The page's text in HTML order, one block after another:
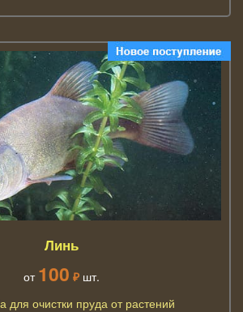
Линь
от 100 ₽ шт.
для очистки пруда от растений